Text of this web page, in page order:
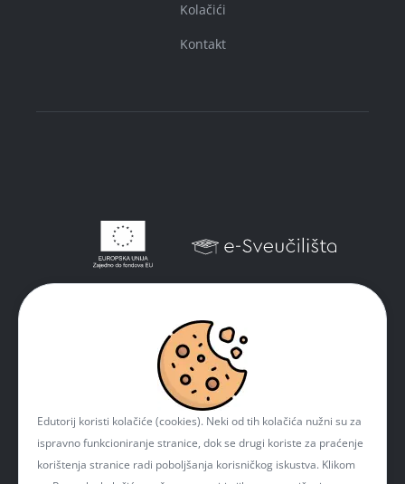
Kolačići
Kontakt
Edutorij koristi kolačiće (cookies). Neki od tih kolačića nužni su za
ispravno funkcioniranje stranice, dok se drugi koriste za praćenje
korištenja stranice radi poboljšanja korisničkog iskustva. Klikom